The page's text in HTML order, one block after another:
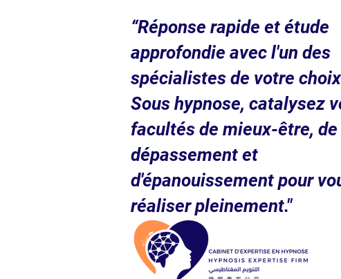
“Réponse rapide et étude
approfondie avec l'un des
spécialistes de votre
Sous hypnose, catalysez
facultés de mieux-être, de
dépassement et
d'épanouissement pour
réaliser pleinement."